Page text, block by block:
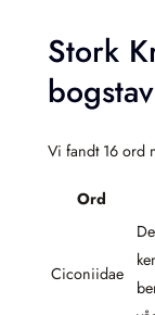
Stork
Vi fandt 16 ord
Ord
Ciconiidae